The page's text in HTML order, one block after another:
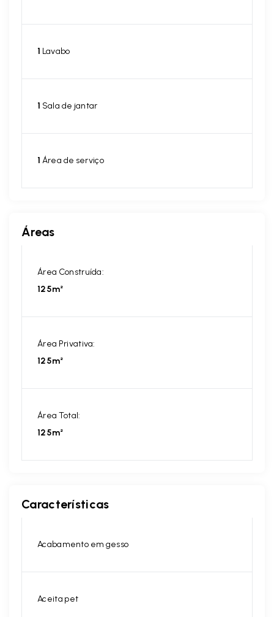
1 Lavabo
1 Sala de jantar
1 Área de serviço
Áreas
Área Construída:
125m²
Área Privativa:
125m²
Área Total:
125m²
Características
Acabamento em gesso
Aceita pet